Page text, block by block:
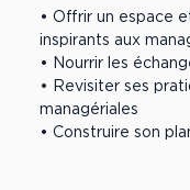
• Offrir un espace
inspirants aux
• Nourrir les
• Revisiter ses
managériales
• Construire son